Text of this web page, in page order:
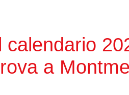
calendario
a